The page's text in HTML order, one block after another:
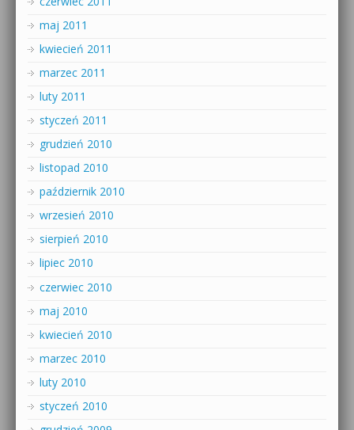
maj 2011
kwiecień 2011
marzec 2011
luty 2011
styczeń 2011
grudzień 2010
listopad 2010
październik 2010
wrzesień 2010
sierpień 2010
lipiec 2010
czerwiec 2010
maj 2010
kwiecień 2010
marzec 2010
luty 2010
styczeń 2010